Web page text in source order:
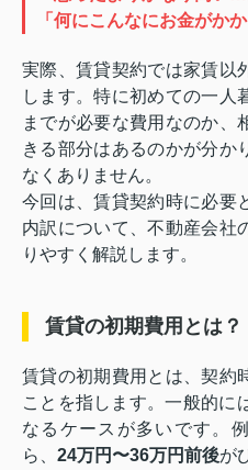
「何にこんなにお金がかか
実際、賃貸契約では家賃以
します。特に初めての一人
までが必要な費用なのか、
きる部分はあるのかが分か
なくありません。
今回は、賃貸契約時に必要
内訳について、不動産会社
りやすく解説します。
賃貸の初期費用とは？
賃貸の初期費用とは、契約
ことを指します。一般的に
なるケースが多いです。
ら、 24万円〜36万円前後が